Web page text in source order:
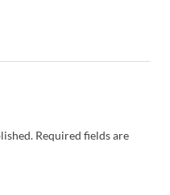
Required fields are